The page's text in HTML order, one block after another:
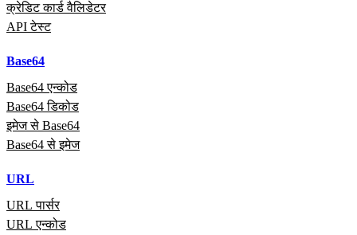
क्रेडिट कार्ड वैलिडेटर
API टेस्ट
Base64
Base64 एन्कोड
Base64 डिकोड
इमेज से Base64
Base64 से इमेज
URL
URL पार्सर
URL एन्कोड